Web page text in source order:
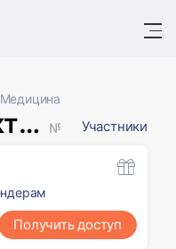
Медицина
Участники
Получить доступ